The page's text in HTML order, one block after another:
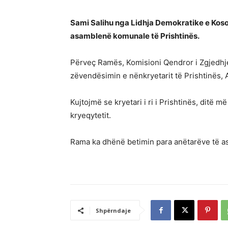
Sami Salihu nga Lidhja Demokratike e
asamblenë komunale të Prishtinës.
Përveç Ramës, Komisioni Qendror i
zëvendësimin e nënkryetarit të Prishtinës,
Kujtojmë se kryetari i ri i Prishtinës, ditë
kryeqytetit.
Rama ka dhënë betimin para anëtarëve të
Shpërndaje